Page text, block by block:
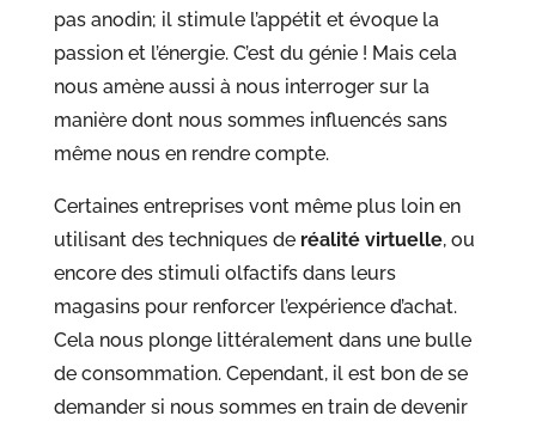
pas anodin; il stimule l’appétit et évoque la
passion et l’énergie. C’est du génie ! Mais cela
nous amène aussi à nous interroger sur la
manière dont nous sommes influencés sans
même nous en rendre compte.
Certaines entreprises vont même plus loin en
utilisant des techniques de réalité virtuelle, ou
encore des stimuli olfactifs dans leurs
magasins pour renforcer l’expérience d’achat.
Cela nous plonge littéralement dans une bulle
de consommation. Cependant, il est bon de se
demander si nous sommes en train de devenir